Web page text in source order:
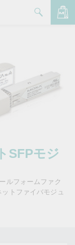
SFPモジ
ルフォームファク
トファイバモジュ